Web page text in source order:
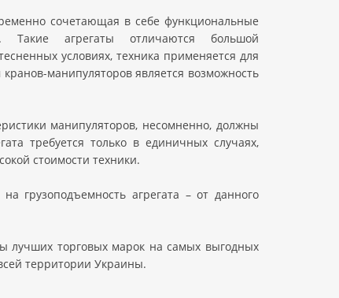
сочетающая в себе функциональные
Такие агрегаты отличаются большой
условиях, техника применяется для
манипуляторов является возможность
манипуляторов, несомненно, должны
требуется только в единичных случаях,
стоимости техники.
грузоподъемность агрегата – от данного
лучших торговых марок на самых выгодных
территории Украины.